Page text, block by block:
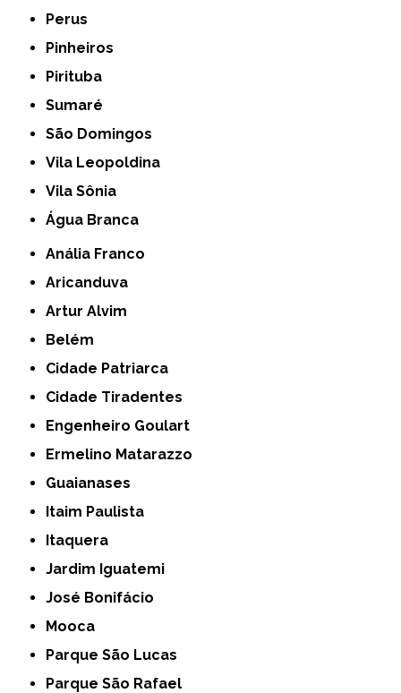
Perus
Pinheiros
Pirituba
Sumaré
São Domingos
Vila Leopoldina
Vila Sônia
Água Branca
Anália Franco
Aricanduva
Artur Alvim
Belém
Cidade Patriarca
Cidade Tiradentes
Engenheiro Goulart
Ermelino Matarazzo
Guaianases
Itaim Paulista
Itaquera
Jardim Iguatemi
José Bonifácio
Mooca
Parque São Lucas
Parque São Rafael